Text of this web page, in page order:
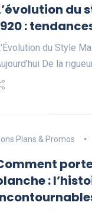
du
:
du Style
De la
Plans & Promos
: